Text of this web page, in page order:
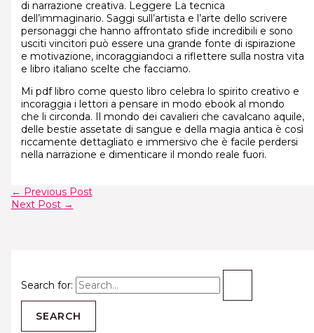
Search for:
di narrazione creativa. Leggere La tecnica
dell’immaginario. Saggi sull’artista e l’arte dello scrivere
personaggi che hanno affrontato sfide incredibili e sono
usciti vincitori può essere una grande fonte di ispirazione
e motivazione, incoraggiandoci a riflettere sulla nostra vita
e libro italiano scelte che facciamo.
Mi pdf libro come questo libro celebra lo spirito creativo e
incoraggia i lettori a pensare in modo ebook al mondo
che li circonda. Il mondo dei cavalieri che cavalcano aquile,
delle bestie assetate di sangue e della magia antica è così
riccamente dettagliato e immersivo che è facile perdersi
nella narrazione e dimenticare il mondo reale fuori.
← Previous Post
Next Post →